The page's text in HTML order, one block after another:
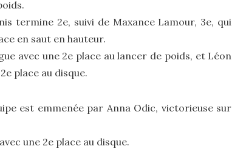
termine 2e, suivi de Maxance Lamour, 3e, qui
en saut en hauteur.
avec une 2e place au lancer de poids, et Léon
place au disque.
est emmenée par Anna Odic, victorieuse sur
une 2e place au disque.